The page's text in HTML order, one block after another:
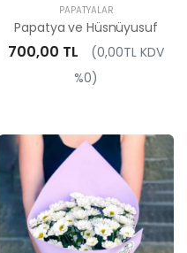
PAPATYALAR
Papatya ve Hüsnüyusuf
700,00 TL
(0,00TL KDV
%0)